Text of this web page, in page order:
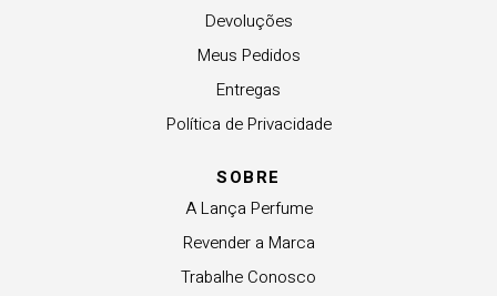
Devoluções
Meus Pedidos
Entregas
Política de Privacidade
SOBRE
A Lança Perfume
Revender a Marca
Trabalhe Conosco